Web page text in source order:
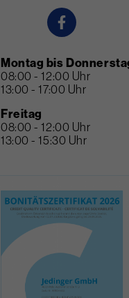
Montag bis
08:00 - 12:00 Uhr
13:00 - 17:00 Uhr
Freitag
08:00 - 12:00 Uhr
13:00 - 15:30 Uhr